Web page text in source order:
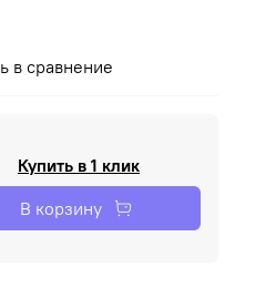
в сравнение
Купить в 1 клик
В корзину